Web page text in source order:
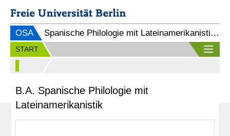
OSA Spanische Philologie mit Lateinamerikanistik (B.A.)
START
B.A. Spanische Philologie mit
Lateinamerikanistik